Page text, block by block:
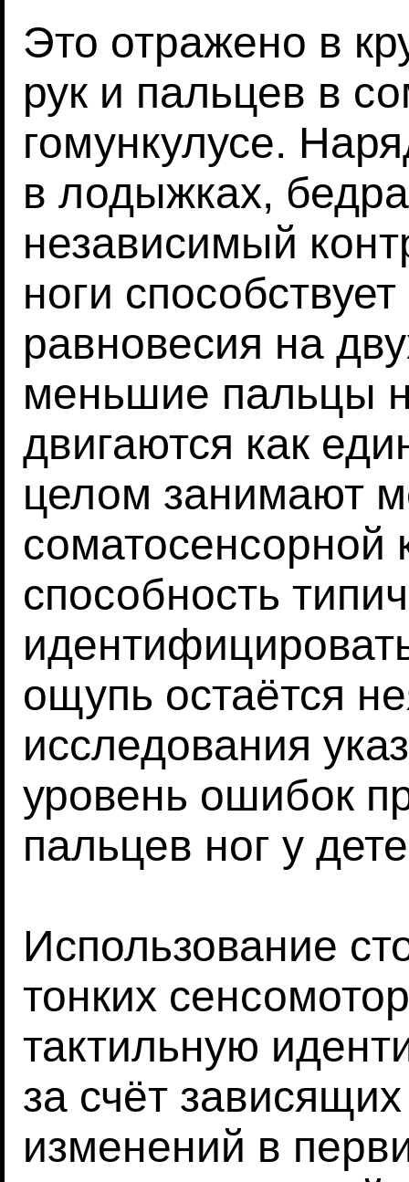
Это отражено в
рук и пальцев в
гомункулусе.
в лодыжках,
независимый
ноги
равновесия на
меньшие пальцы
двигаются как
целом занимают
соматосенсорной
способность
ощупь остаётся
исследования
уровень ошибок
пальцев ног у
Использование
тонких
тактильную
за счёт
изменений в